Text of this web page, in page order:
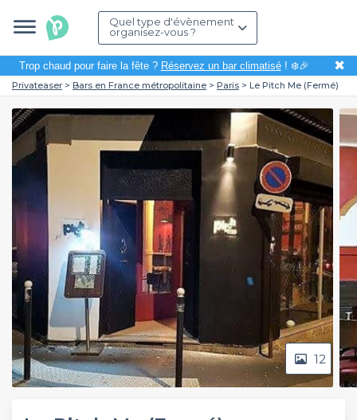
Quel type d'évènement
organisez-vous ?
Trop chaud pour faire la fête ? Réservez un bar climatisé! ❄️🎉 ✖
Privateaser Bars en France métropolitaine Paris Le Pitch Me (Fermé)
12